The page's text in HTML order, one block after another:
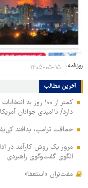
روزنامه:
آخرین مطالب
کمتر از ۱۰۰ روز
دارد/ ناامیدی جوانان
حماقت ترامپ، پدافند
مرور یک روش کارآمد در
الگوی گفت‌وگوی راهبردی
مفت‌بَران «استعفا»